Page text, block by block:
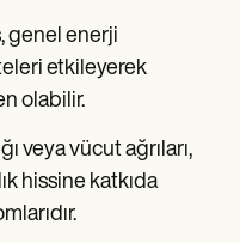
genel enerji
etkileyerek
olabilir.
veya vücut ağrıları,
hissine katkıda